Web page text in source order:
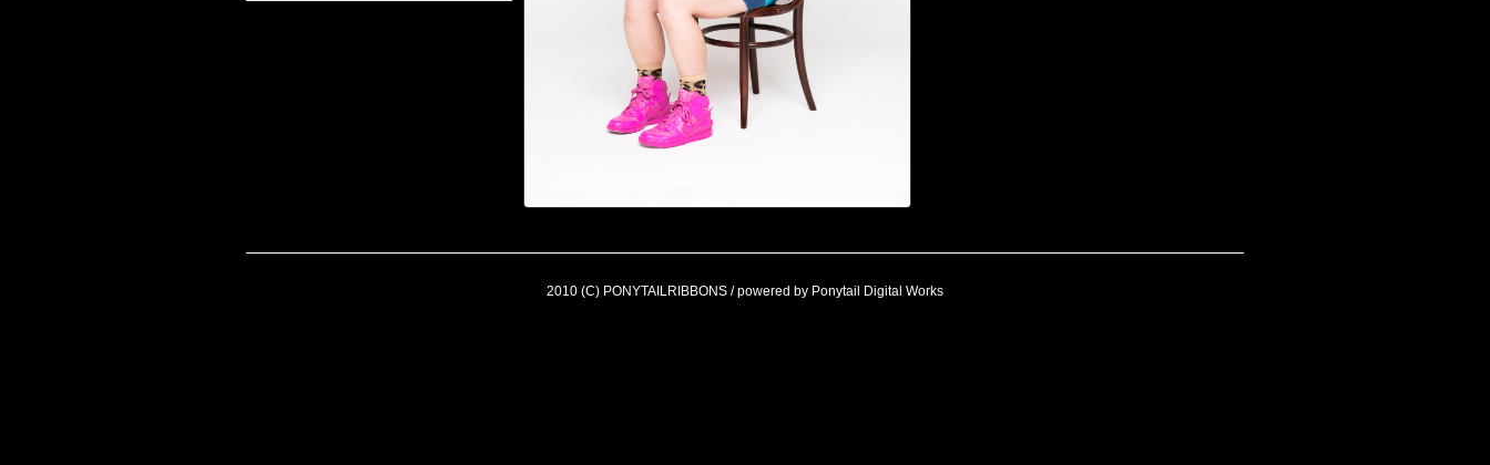
2010 (C) PONYTAILRIBBONS / powered by Ponytail Digital Works